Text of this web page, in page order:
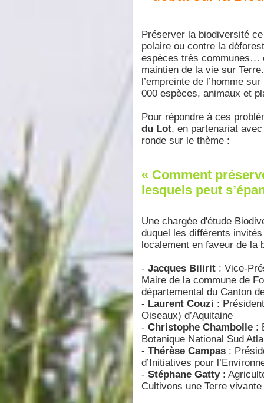
Préserver la biodiversité
polaire ou contre la
espèces très communes…
maintien de la vie sur
l’empreinte de l’homme
000 espèces, animaux et
Pour répondre à ces
du Lot, en partenariat
ronde sur le thème :
« Comment
lesquels peut
Une chargée d'étude
duquel les différents
localement en faveur de la
- Jacques Bilirit : Vice-
Maire de la commune de
départemental du Canton
- Laurent Couzi :
Oiseaux) d’Aquitaine
- Christophe Chambolle :
Botanique National Sud
- Thérèse Campas :
d’Initiatives pour
- Stéphane Gatty:
Cultivons une Terre vivante